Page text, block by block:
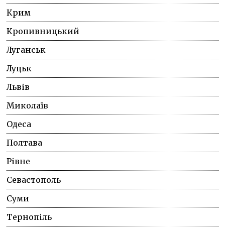
Крим
Кропивницький
Луганськ
Луцьк
Львів
Миколаїв
Одеса
Полтава
Рівне
Севастополь
Суми
Тернопіль